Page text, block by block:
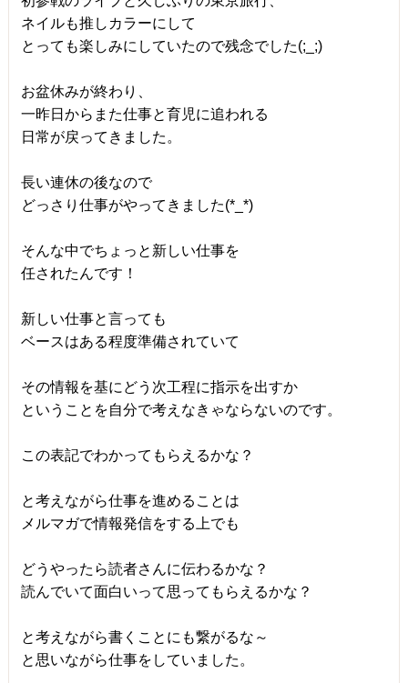
ネイルも推しカラーにして
とっても楽しみにしていたので残念でした(;_;)
お盆休みが終わり、
一昨日からまた仕事と育児に追われる
日常が戻ってきました。
長い連休の後なので
どっさり仕事がやってきました(*_*)
そんな中でちょっと新しい仕事を
任されたんです！
新しい仕事と言っても
ベースはある程度準備されていて
その情報を基にどう次工程に指示を出すか
ということを自分で考えなきゃならないのです。
この表記でわかってもらえるかな？
と考えながら仕事を進めることは
メルマガで情報発信をする上でも
どうやったら読者さんに伝わるかな？
読んでいて面白いって思ってもらえるかな？
と考えながら書くことにも繋がるな～
と思いながら仕事をしていました。